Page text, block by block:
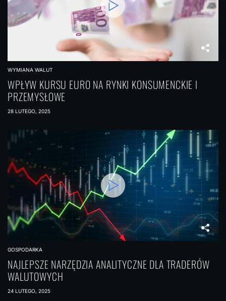
WYMIANA WALUT
WPŁYW KURSU EURO NA RYNKI KONSUMENCKIE I
PRZEMYSŁOWE
28 LUTEGO, 2025
GOSPODARKA
NAJLEPSZE NARZĘDZIA ANALITYCZNE DLA TRADERÓW
WALUTOWYCH
24 LUTEGO, 2025